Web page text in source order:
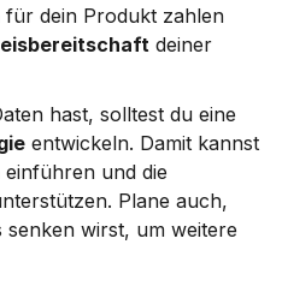
für dein Produkt zahlen
deiner
hast, solltest du eine
entwickeln. Damit kannst
und die
Plane auch,
wirst, um weitere